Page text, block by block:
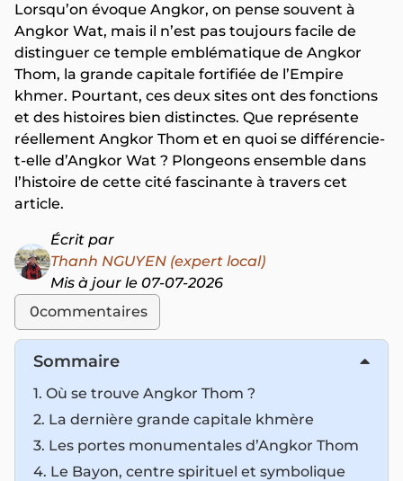
Lorsqu’on évoque Angkor, on pense souvent à
Angkor Wat, mais il n’est pas toujours facile de
distinguer ce temple emblématique de Angkor
Thom, la grande capitale fortifiée de l’Empire
khmer. Pourtant, ces deux sites ont des fonctions
et des histoires bien distinctes. Que représente
réellement Angkor Thom et en quoi se différencie-
t-elle d’Angkor Wat ? Plongeons ensemble dans
l’histoire de cette cité fascinante à travers cet
article.
Écrit par
Thanh NGUYEN (expert local)
Mis à jour le 07-07-2026
0commentaires
Sommaire
1. Où se trouve Angkor Thom ?
2. La dernière grande capitale khmère
3. Les portes monumentales d’Angkor Thom
4. Le Bayon, centre spirituel et symbolique